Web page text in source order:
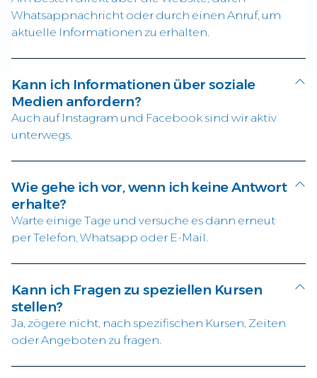
Whatsappnachricht oder durch einen Anruf, um
aktuelle Informationen zu erhalten.
Kann ich Informationen über soziale
Medien anfordern?
Auch auf Instagram und Facebook sind wir aktiv
unterwegs.
Wie gehe ich vor, wenn ich keine Antwort
erhalte?
Warte einige Tage und versuche es dann erneut
per Telefon, Whatsapp oder E-Mail.
Kann ich Fragen zu speziellen Kursen
stellen?
Ja, zögere nicht, nach spezifischen Kursen, Zeiten
oder Angeboten zu fragen.